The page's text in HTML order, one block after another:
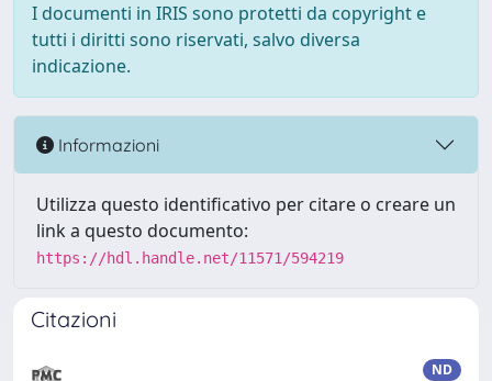
I documenti in IRIS sono protetti da copyright e
tutti i diritti sono riservati, salvo diversa
indicazione.
Informazioni
Utilizza questo identificativo per citare o creare un
link a questo documento:
https://hdl.handle.net/11571/594219
Citazioni
ND